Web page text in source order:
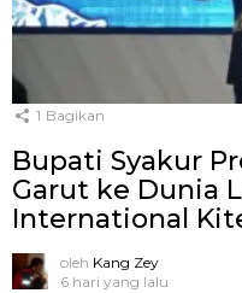
1 Bagikan
Bupati Syakur
Garut ke Dunia
International
oleh Kang Zey
6 hari yang lalu